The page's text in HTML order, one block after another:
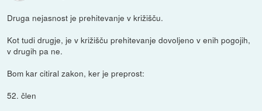
Druga nejasnost je prehitevanje v križišču.
Kot tudi drugje, je v križišču prehitevanje dovoljeno v enih pogojih,
v drugih pa ne.
Bom kar citiral zakon, ker je preprost:
52. člen